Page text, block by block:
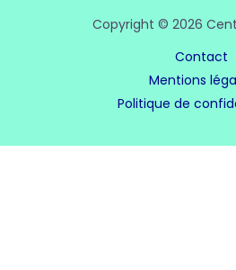
Copyright © 2026
Contact
Mentions
Politique de